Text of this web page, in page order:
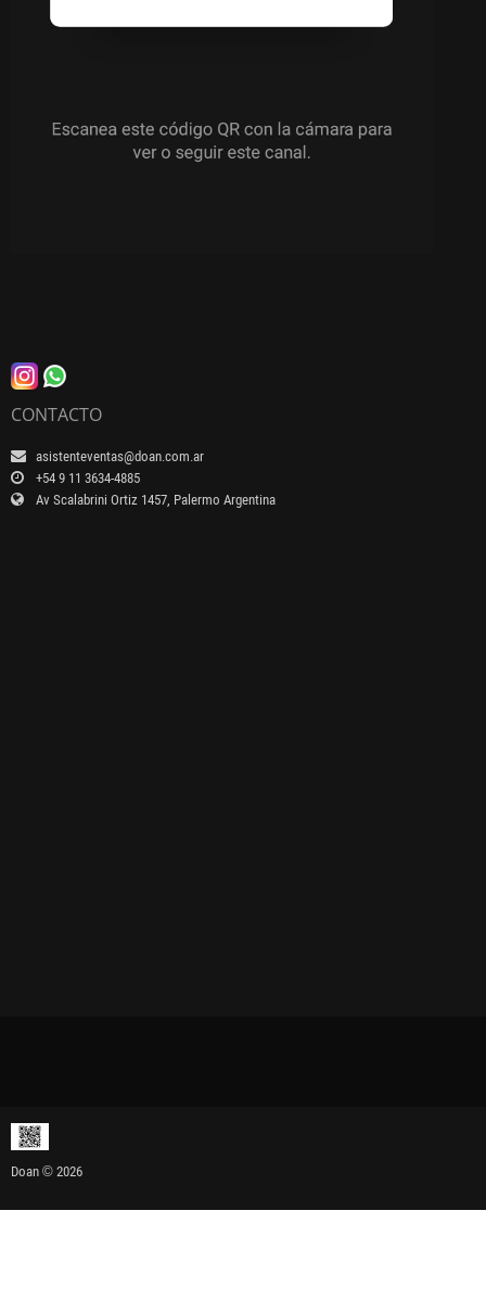
CONTACTO
asistenteventas@doan.com.ar
+54 9 11 3634-4885
Av Scalabrini Ortiz 1457, Palermo Argentina
Doan © 2026